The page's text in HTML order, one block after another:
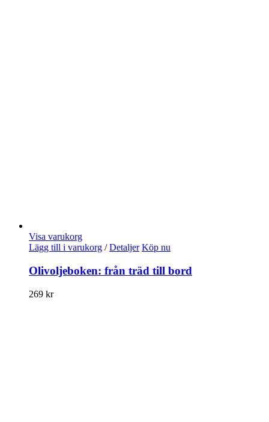
Visa varukorg
Lägg till i varukorg / Detaljer Köp nu
Olivoljeboken: från träd till bord
269 kr